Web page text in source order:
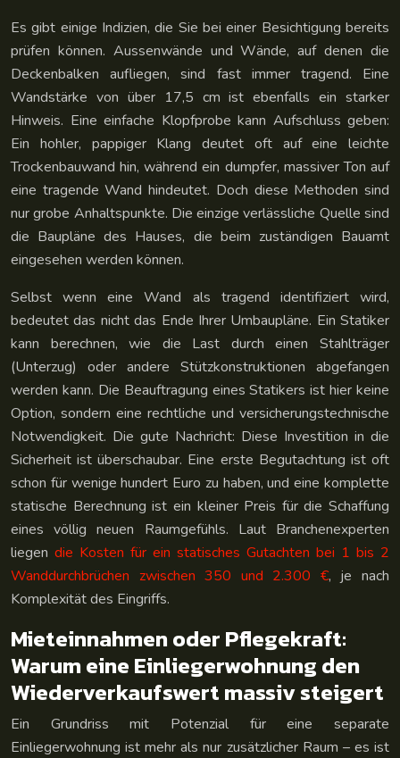
Es gibt einige Indizien, die Sie bei einer Besichtigung bereits
prüfen können. Aussenwände und Wände, auf denen die
Deckenbalken aufliegen, sind fast immer tragend. Eine
Wandstärke von über 17,5 cm ist ebenfalls ein starker
Hinweis. Eine einfache Klopfprobe kann Aufschluss geben:
Ein hohler, pappiger Klang deutet oft auf eine leichte
Trockenbauwand hin, während ein dumpfer, massiver Ton auf
eine tragende Wand hindeutet. Doch diese Methoden sind
nur grobe Anhaltspunkte. Die einzige verlässliche Quelle sind
die Baupläne des Hauses, die beim zuständigen Bauamt
eingesehen werden können.
Selbst wenn eine Wand als tragend identifiziert wird,
bedeutet das nicht das Ende Ihrer Umbaupläne. Ein Statiker
kann berechnen, wie die Last durch einen Stahlträger
(Unterzug) oder andere Stützkonstruktionen abgefangen
werden kann. Die Beauftragung eines Statikers ist hier keine
Option, sondern eine rechtliche und versicherungstechnische
Notwendigkeit. Die gute Nachricht: Diese Investition in die
Sicherheit ist überschaubar. Eine erste Begutachtung ist oft
schon für wenige hundert Euro zu haben, und eine komplette
statische Berechnung ist ein kleiner Preis für die Schaffung
eines völlig neuen Raumgefühls. Laut Branchenexperten
liegen die Kosten für ein statisches Gutachten bei 1 bis 2
Wanddurchbrüchen zwischen 350 und 2.300 €, je nach
Komplexität des Eingriffs.
Mieteinnahmen oder Pflegekraft:
Warum eine Einliegerwohnung den
Wiederverkaufswert massiv steigert
Ein Grundriss mit Potenzial für eine separate
Einliegerwohnung ist mehr als nur zusätzlicher Raum – es ist